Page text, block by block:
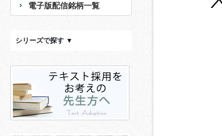
電子版配信銘柄一覧
シリーズで探す ▼